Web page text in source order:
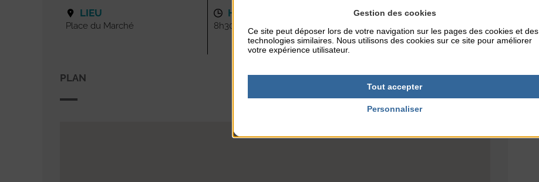
LIEU
Place du Marché
HORAIRES
8h30-18h
TARIFS
PLAN
Gestion des cookies
Ce site peut déposer lors de votre navigation sur les pages des cookies et des
technologies similaires. Nous utilisons des cookies sur ce site pour améliorer
votre expérience utilisateur.
Tout accepter
Personnaliser